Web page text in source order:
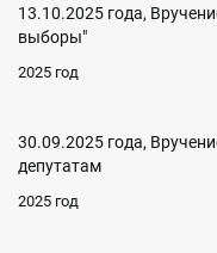
13.10.2025 года,
выборы"
2025 год
30.09.2025 года,
депутатам
2025 год